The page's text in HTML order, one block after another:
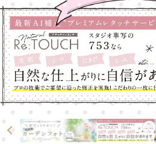
高崎店
大宮
高崎店
大宮